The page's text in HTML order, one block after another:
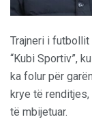
Trajneri i
“Kubi Sportiv”,
ka folur për
krye të
të mbijetuar.